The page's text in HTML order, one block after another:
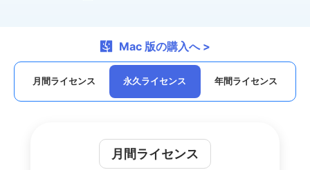
Mac 版の購入へ >
月間ライセンス 永久ライセンス 年間ライセンス
月間ライセンス